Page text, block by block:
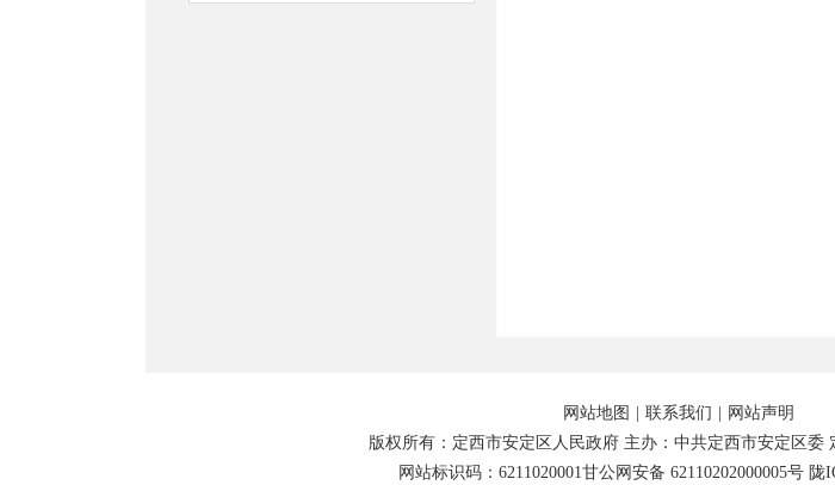
网站地图 联系我们
网站声明
版权所有：定西市安定区人民政府 主办：中共定西市安定区委
网站标识码：6211020001甘公网安备 62110202000005号 陇